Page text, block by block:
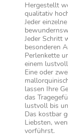
Hergestellt
qualitativ
Jeder
Jeder Schritt
besonderen
Perlenkette
einem
Eine oder
lassen Ihre
das
lustvoll bis
Das kostbar
Liebsten,
vorführst.